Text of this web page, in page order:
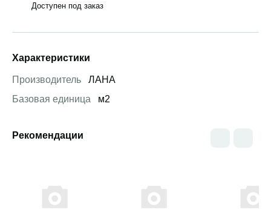
Доступен под заказ
Характеристики
Производитель
ЛАНА
Базовая единица
м2
Рекомендации